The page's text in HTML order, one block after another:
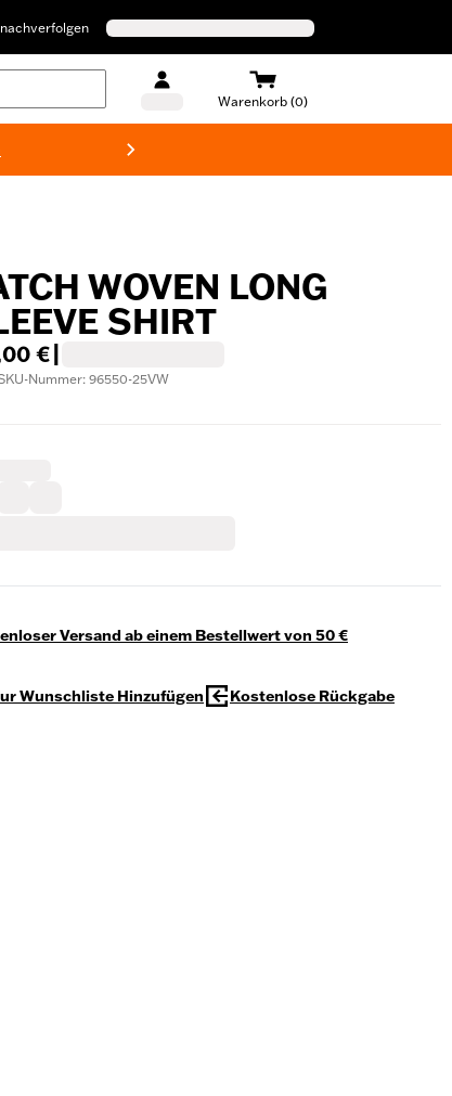
Warenkorb (0)
WOVEN LONG
SHIRT
€
Nummer: 96550-25VW
Versand ab einem Bestellwert von 50 €
Wunschliste Hinzufügen Kostenlose Rückgabe